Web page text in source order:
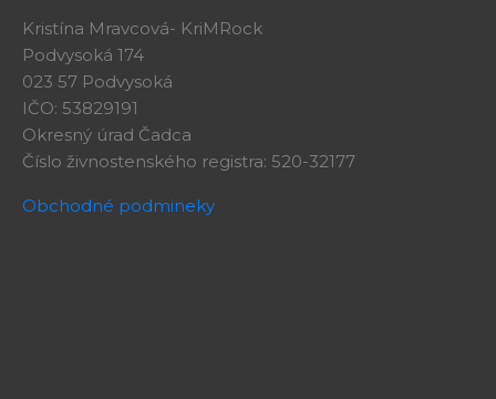
Kristína Mravcová- KriMRock
Podvysoká 174
023 57 Podvysoká
IČO: 53829191
Okresný úrad Čadca
Číslo živnostenského registra: 520-32177
Obchodné podmineky